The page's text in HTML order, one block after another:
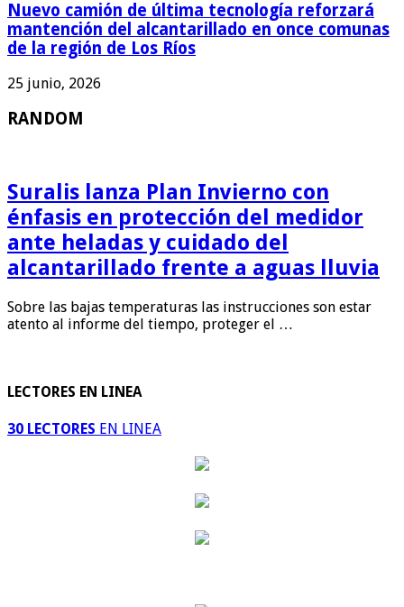
Nuevo camión de última tecnología reforzará
mantención del alcantarillado en once comunas
de la región de Los Ríos
25 junio, 2026
RANDOM
Suralis lanza Plan Invierno con
énfasis en protección del medidor
ante heladas y cuidado del
alcantarillado frente a aguas lluvia
Sobre las bajas temperaturas las instrucciones son estar
atento al informe del tiempo, proteger el …
LECTORES EN LINEA
30 LECTORES EN LINEA